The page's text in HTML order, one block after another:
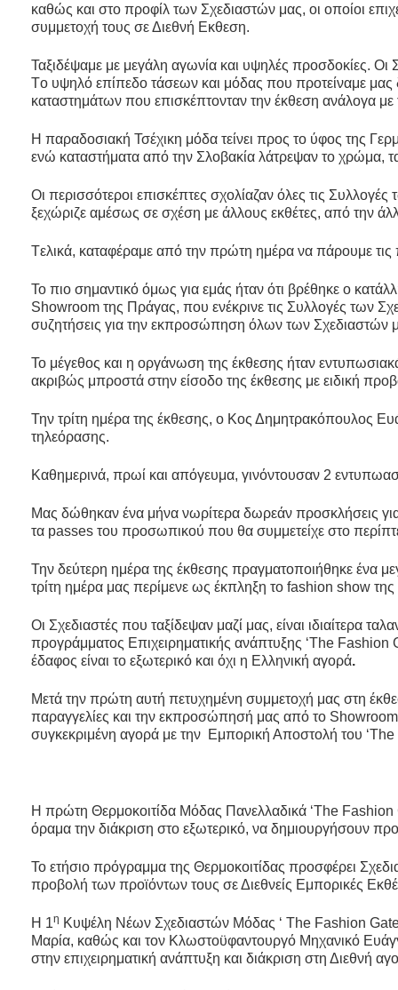
καθώς και στο προφίλ των Σχεδιαστών μας, οι οποίοι
συμμετοχή τους σε Διεθνή Εκθεση.
Ταξιδέψαμε με μεγάλη αγωνία και υψηλές προσδοκίες.
Tο υψηλό επίπεδο τάσεων και μόδας που προτείναμε
καταστημάτων που επισκέπτονταν την έκθεση ανάλογα
Η παραδοσιακή Τσέχικη μόδα τείνει προς το ύφος της
ενώ καταστήματα από την Σλοβακία λάτρεψαν το χρώμα,
Oι περισσότεροι επισκέπτες σχολίαζαν όλες τις
ξεχώριζε αμέσως σε σχέση με άλλους εκθέτες, από την
Tελικά, καταφέραμε από την πρώτη ημέρα να πάρουμε
Το πιο σημαντικό όμως για εμάς ήταν ότι βρέθηκε ο
Showroom της Πράγας, που ενέκρινε τις Συλλογές των
συζητήσεις για την εκπροσώπηση όλων των Σχεδιαστών
Το μέγεθος και η οργάνωση της έκθεσης ήταν
ακριβώς μπροστά στην είσοδο της έκθεσης με ειδική
Την τρίτη ημέρα της έκθεσης, ο Κος Δημητρακόπουλος
τηλεόρασης.
Καθημερινά, πρωί και απόγευμα, γινόντουσαν 2
Μας δώθηκαν ένα μήνα νωρίτερα δωρεάν προσκλήσεις
τα passes του προσωπικού που θα συμμετείχε στο
Την δεύτερη ημέρα της έκθεσης πραγματοποιήθηκε ένα
τρίτη ημέρα μας περίμενε ως έκπληξη το fashion show
Οι Σχεδιαστές που ταξίδεψαν μαζί μας, είναι ιδιαίτερα
προγράμματος Επιχειρηματικής ανάπτυξης ‘The Fashion
έδαφος είναι το εξωτερικό και όχι η Ελληνική αγορά.
Μετά την πρώτη αυτή πετυχημένη συμμετοχή μας στη
παραγγελίες και την εκπροσώπησή μας από το
συγκεκριμένη αγορά με την Εμπορική Αποστολή του
H πρώτη Θερμοκοιτίδα Μόδας Πανελλαδικά ‘Τhe Fashion
όραμα την διάκριση στο εξωτερικό, να δημιουργήσουν
Το ετήσιο πρόγραμμα της Θερμοκοιτίδας προσφέρει
προβολή των προϊόντων τους σε Διεθνείς Εμπορικές
Η 1η Κυψέλη Νέων Σχεδιαστών Μόδας ‘ The Fashion
Μαρία, καθώς και τον Κλωστοϋφαντουργό Μηχανικό
στην επιχειρηματική ανάπτυξη και διάκριση στη Διεθνή